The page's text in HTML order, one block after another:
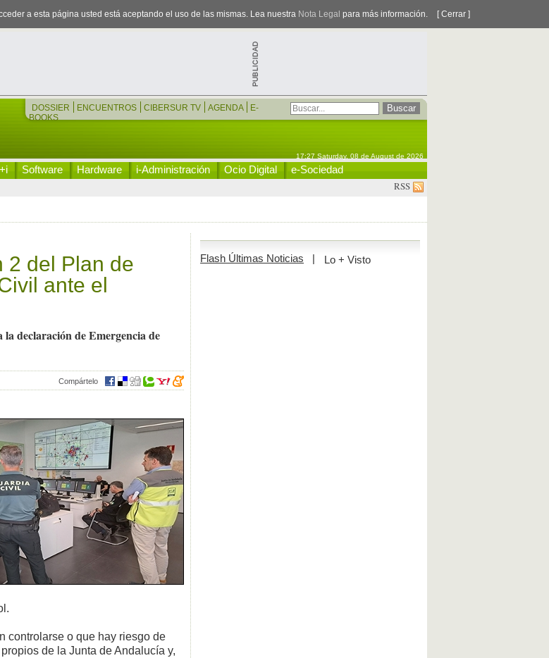
a esta página usted está aceptando el uso de las mismas. Lea nuestra Nota Legal para más información. [ Cerrar ]
DOSSIER ENCUENTROS CIBERSUR TV AGENDA
E-
BOOKS
17:27 Saturday, 08 de August de 2026
Software Hardware i-Administración Ocio Digital e-Sociedad
RSS
2 del Plan de
ante el
declaración de Emergencia de
Compártelo
controlarse o que hay riesgo de
de la Junta de Andalucía y,
Flash Últimas Noticias | Lo + Visto